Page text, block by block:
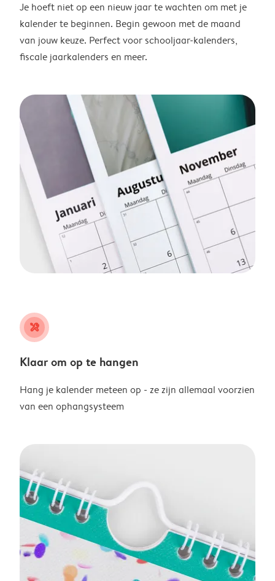
Je hoeft niet op een nieuw jaar te wachten om met je
kalender te beginnen. Begin gewoon met de maand
van jouw keuze. Perfect voor schooljaar-kalenders,
fiscale jaarkalenders en meer.
tools
Klaar om op te hangen
Hang je kalender meteen op - ze zijn allemaal voorzien
van een ophangsysteem